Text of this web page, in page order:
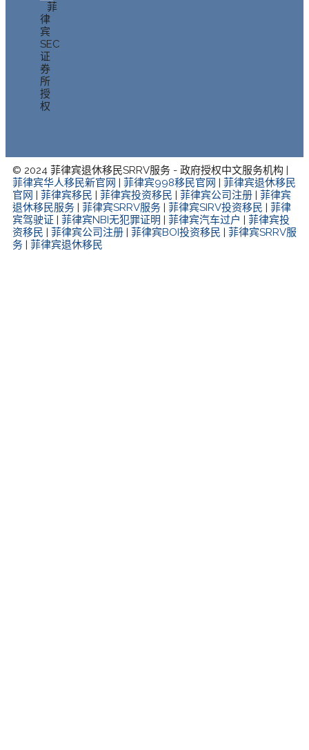
菲
律
宾
SEC
证
券
所
授
权
© 2024 菲律宾退休移民SRRV服务 - 政府授权中文服务机构 |
菲律宾华人移民新官网
菲律宾998移民官网
菲律宾退休移民
官网
菲律宾移民 菲律宾投资移民 菲律宾公司注册
菲律宾
退休移民服务
菲律宾SRRV服务 菲律宾SIRV投资移民
菲律
宾驾驶证
菲律宾NBI无犯罪证明 菲律宾汽车过户
菲律宾投
资移民
菲律宾公司注册 菲律宾BOI投资移民
菲律宾SRRV服
务
菲律宾退休移民